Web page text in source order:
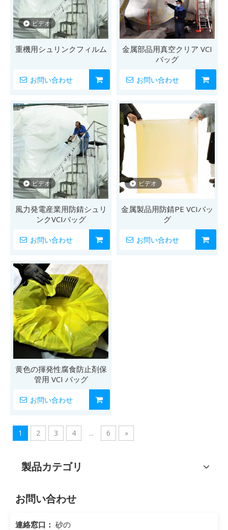
ビデオ
重機用シュリンクフィルム
お問い合わせ
金属部品用真空クリア VCI
バッグ
お問い合わせ
ビデオ
風力発電産業用防錆シュリ
ンクVCIバッグ
お問い合わせ
ビデオ
金属製品用防錆PE VCIバッ
グ
お問い合わせ
黄色の揮発性腐食防止剤保
管用 VCI バッグ
お問い合わせ
1 2 3 4 ... 6 »
製品カテゴリ
お問い合わせ
連絡窓口： 砂の